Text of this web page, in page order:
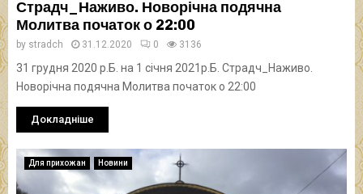
Страдч_Наживо. Новорічна подячна
Молитва початок о 22:00
by stradch 31.12.2020 0 3136
31 грудня 2020 р.Б. на 1 січня 2021р.Б. Страдч_Наживо.
Новорічна подячна Молитва початок о 22:00
Докладніше
Для прихожан Новини